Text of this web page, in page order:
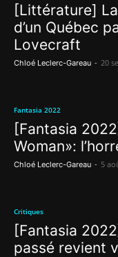
[Littérature]
d’un Québec
Lovecraft
Chloé Leclerc-Gareau - 20
Fantasia 2022
[Fantasia
Woman»:
Chloé Leclerc-Gareau - 5
Critiques
[Fantasia
passé revient